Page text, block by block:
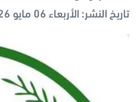
تاريخ النشر:الأربعاء 06 مايو 2026